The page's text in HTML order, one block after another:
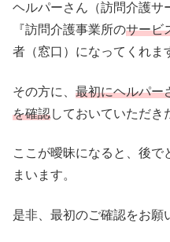
ヘルパーさん（訪問介護サ
『訪問介護事業所のサービ
者（窓口）になってくれま
その方に、 最初にヘルパー
を確認しておいていただき
ここが曖昧になると、後で
まいます。
是非、最初のご確認をお願